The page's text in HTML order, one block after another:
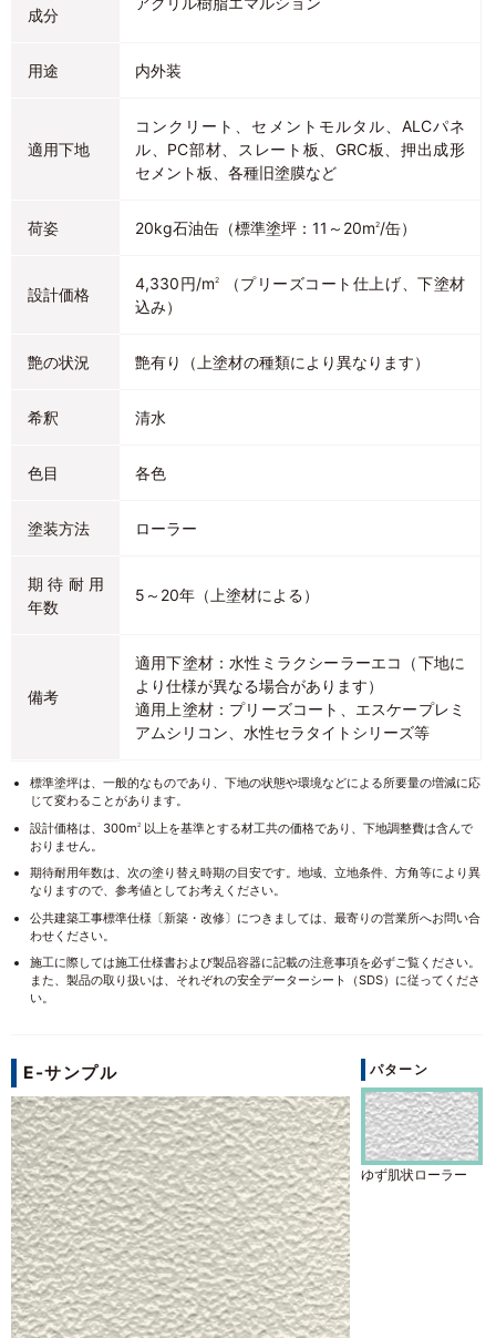
成分
用途 内外装
適用下地
コンクリート、セメントモルタル、ALCパネ
ル、PC部材、スレート板、GRC板、押出成形
セメント板、各種旧塗膜など
荷姿 20kg石油缶（標準塗坪：11～20m2/缶）
設計価格
4,330円/m2
（プリーズコート仕上げ、下塗材
込み）
艶の状況 艶有り（上塗材の種類により異なります）
希釈 清水
色目 各色
塗装方法 ローラー
期待耐用
年数
5～20年（上塗材による）
備考
適用下塗材：水性ミラクシーラーエコ（下地に
より仕様が異なる場合があります）
適用上塗材：プリーズコート、エスケープレミ
アムシリコン、水性セラタイトシリーズ等
標準塗坪は、一般的なものであり、下地の状態や環境などによる所要量の増減に応
じて変わることがあります。
設計価格は、300m2以上を基準とする材工共の価格であり、下地調整費は含んで
おりません。
期待耐用年数は、次の塗り替え時期の目安です。地域、立地条件、方角等により異
なりますので、参考値としてお考えください。
公共建築工事標準仕様〔新築・改修〕につきましては、最寄りの営業所へお問い合
わせください。
施工に際しては施工仕様書および製品容器に記載の注意事項を必ずご覧ください。
また、製品の取り扱いは、それぞれの安全データーシート（SDS）に従ってくださ
い。
E-サンプル パターン
ゆず肌状ローラー